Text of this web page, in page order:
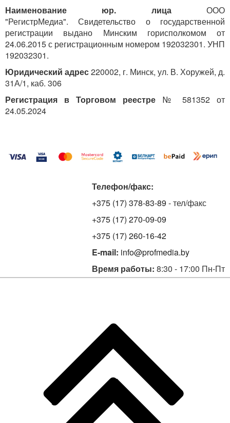
Наименование юр. лицаООО
"РегистрМедиа". Свидетельство о государственной
регистрации выдано Минским горисполкомом от
24.06.2015 с регистрационным номером 192032301. УНП
192032301.
Юридический адрес220002, г. Минск, ул. В. Хоружей, д.
31А/1, каб. 306
Регистрация в Торговом реестре № 581352 от
24.05.2024
Телефон/факс:
+375 (17) 378-83-89 - тел/факс
+375 (17) 270-09-09
+375 (17) 260-16-42
E-mail: info@profmedia.by
Время работы: 8:30 - 17:00 Пн-Пт